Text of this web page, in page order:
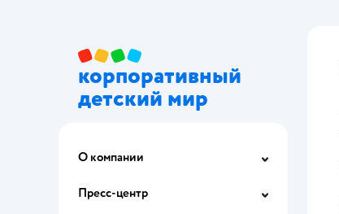
корпоративный
детский мир
О компании
Пресс-центр